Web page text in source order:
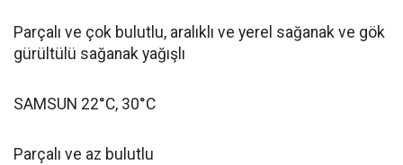
Parçalı ve çok bulutlu, aralıklı ve yerel sağanak ve gök
gürültülü sağanak yağışlı
SAMSUN 22°C, 30°C
Parçalı ve az bulutlu